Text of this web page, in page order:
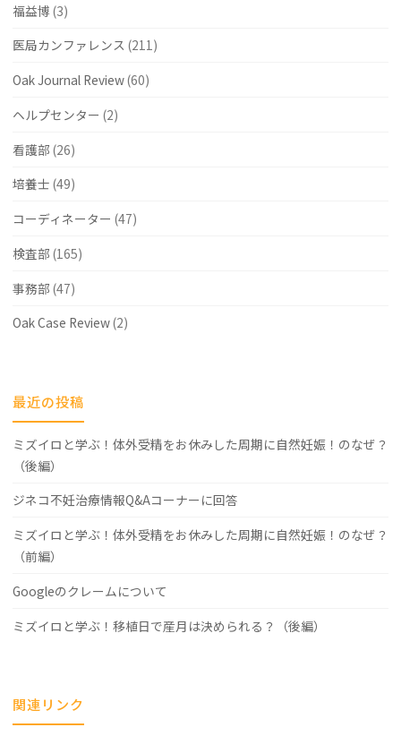
福益博 (3)
医局カンファレンス (211)
Oak Journal Review(60)
ヘルプセンター (2)
看護部 (26)
培養士 (49)
コーディネーター (47)
検査部 (165)
事務部 (47)
Oak Case Review(2)
最近の投稿
ミズイロと学ぶ！体外受精をお休みした周期に自然妊娠！のなぜ？
（後編）
ジネコ不妊治療情報Q&Aコーナーに回答
ミズイロと学ぶ！体外受精をお休みした周期に自然妊娠！のなぜ？
（前編）
Googleのクレームについて
ミズイロと学ぶ！移植日で産月は決められる？（後編）
関連リンク